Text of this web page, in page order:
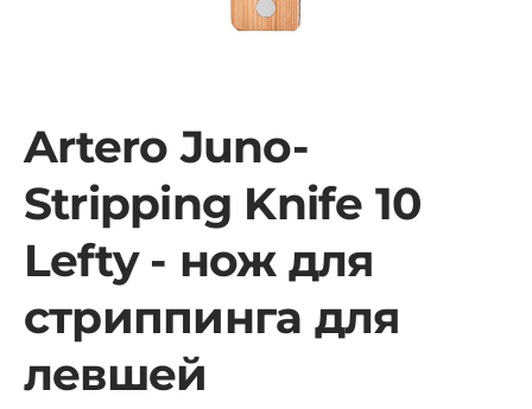
Artero Juno-
Stripping Knife 10
Lefty - нож для
стриппинга для
левшей